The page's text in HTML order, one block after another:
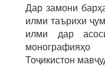
Дар замони
илми таърихи
илми дар
Тоҷикистон